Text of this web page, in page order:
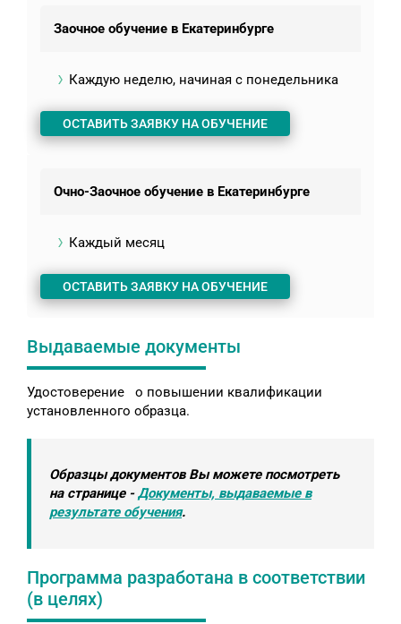
Заочное обучение в Екатеринбурге
Каждую неделю, начиная с понедельника
ОСТАВИТЬ ЗАЯВКУ НА ОБУЧЕНИЕ
Очно-Заочное обучение в Екатеринбурге
Каждый месяц
ОСТАВИТЬ ЗАЯВКУ НА ОБУЧЕНИЕ
Выдаваемые документы
Удостоверение о повышении квалификации
установленного образца.
Образцы документов Вы можете посмотреть
на странице -Документы, выдаваемые в
результате обучения.
Программа разработана в соответствии
(в целях)